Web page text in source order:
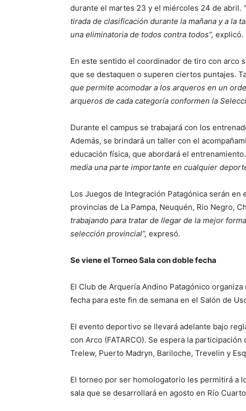
durante el martes 23 y el miércoles 24 de abril.
tirada de clasificación durante la mañana y a la
una eliminatoria de todos contra todos”, explicó.
En este sentido el coordinador de tiro con arco
que se destaquen o superen ciertos puntajes.
que permite acomodar a los arqueros en un
arqueros de cada categoría conformen la
Durante el campus se trabajará con los
Además, se brindará un taller con el
educación física, que abordará el entrenamiento.
media una parte importante en cualquier
Los Juegos de Integración Patagónica serán
provincias de La Pampa, Neuquén, Rio Negro,
trabajando para tratar de llegar de la mejor
selección provincial”, expresó.
Se viene el Torneo Sala con doble fecha
El Club de Arquería Andino Patagónico
fecha para este fin de semana en el Salón de
El evento deportivo se llevará adelante bajo
con Arco (FATARCO). Se espera la
Trelew, Puerto Madryn, Bariloche, Trevelin y
El torneo por ser homologatorio les permitirá a
sala que se desarrollará en agosto en Río